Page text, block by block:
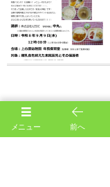
メニュー 前へ